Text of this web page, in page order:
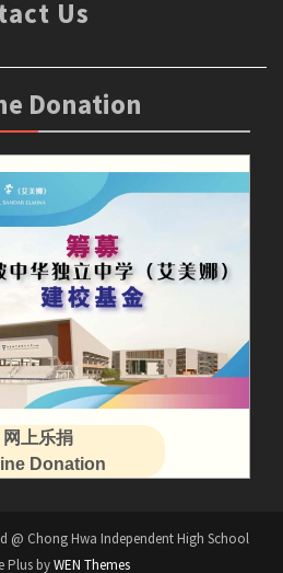
Us
Donation
网上乐捐
Donation
@ Chong Hwa Independent High School
Plus byWEN Themes